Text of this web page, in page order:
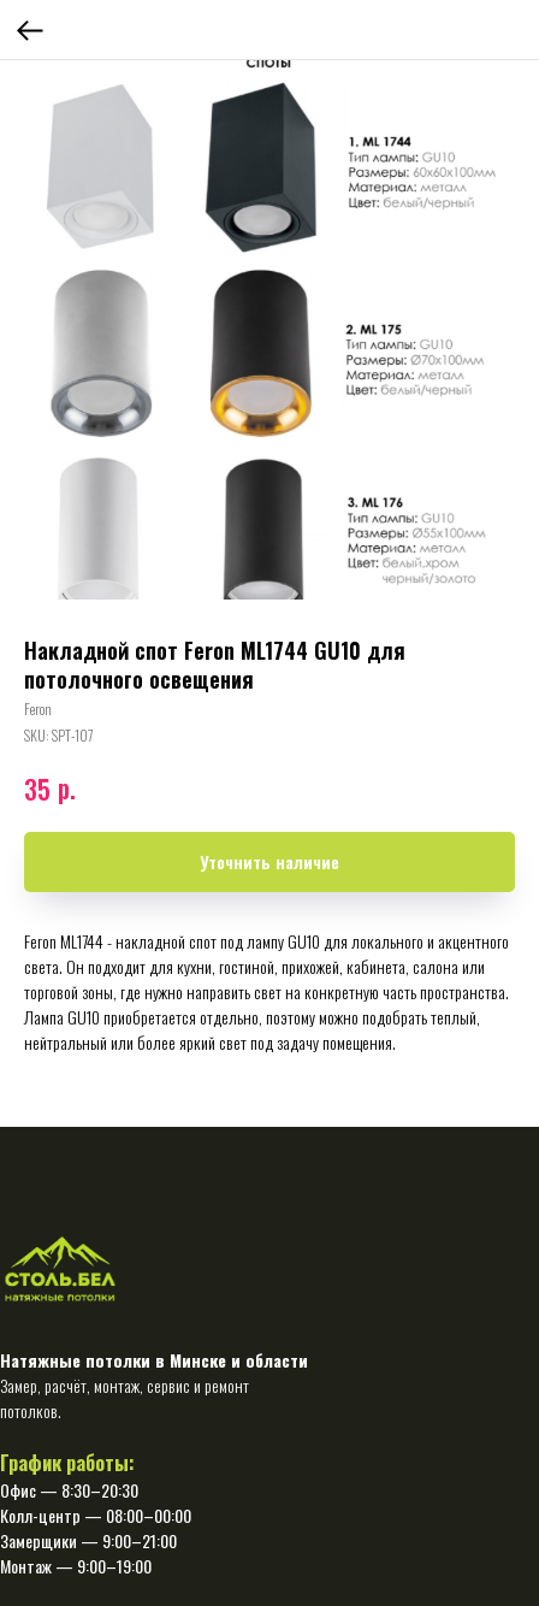
Накладной спот Feron ML1744 GU10 для
потолочного освещения
Feron
SKU:SPT-107
35 р.
Уточнить наличие
Feron ML1744 - накладной спот под лампу GU10 для локального и акцентного
света. Он подходит для кухни, гостиной, прихожей, кабинета, салона или
торговой зоны, где нужно направить свет на конкретную часть пространства.
Лампа GU10 приобретается отдельно, поэтому можно подобрать теплый,
нейтральный или более яркий свет под задачу помещения.
Натяжные потолки в Минске и области
Замер, расчёт, монтаж, сервис и ремонт
потолков.
График работы:
Офис — 8:30–20:30
Колл-центр — 08:00–00:00
Замерщики — 9:00–21:00
Монтаж — 9:00–19:00